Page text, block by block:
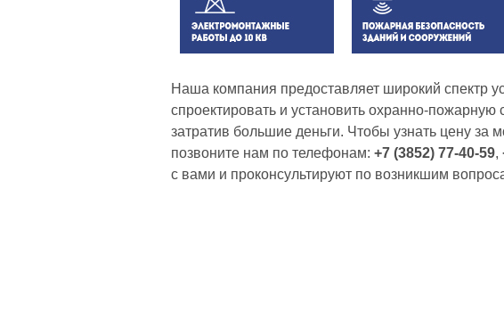
Наша компания предоставляет широкий спектр
спроектировать и установить охранно-
затратив большие деньги. Чтобы узнать цену
позвоните нам по телефонам: +7 (3852) 77-40-59,
с вами и проконсультируют по возникшим